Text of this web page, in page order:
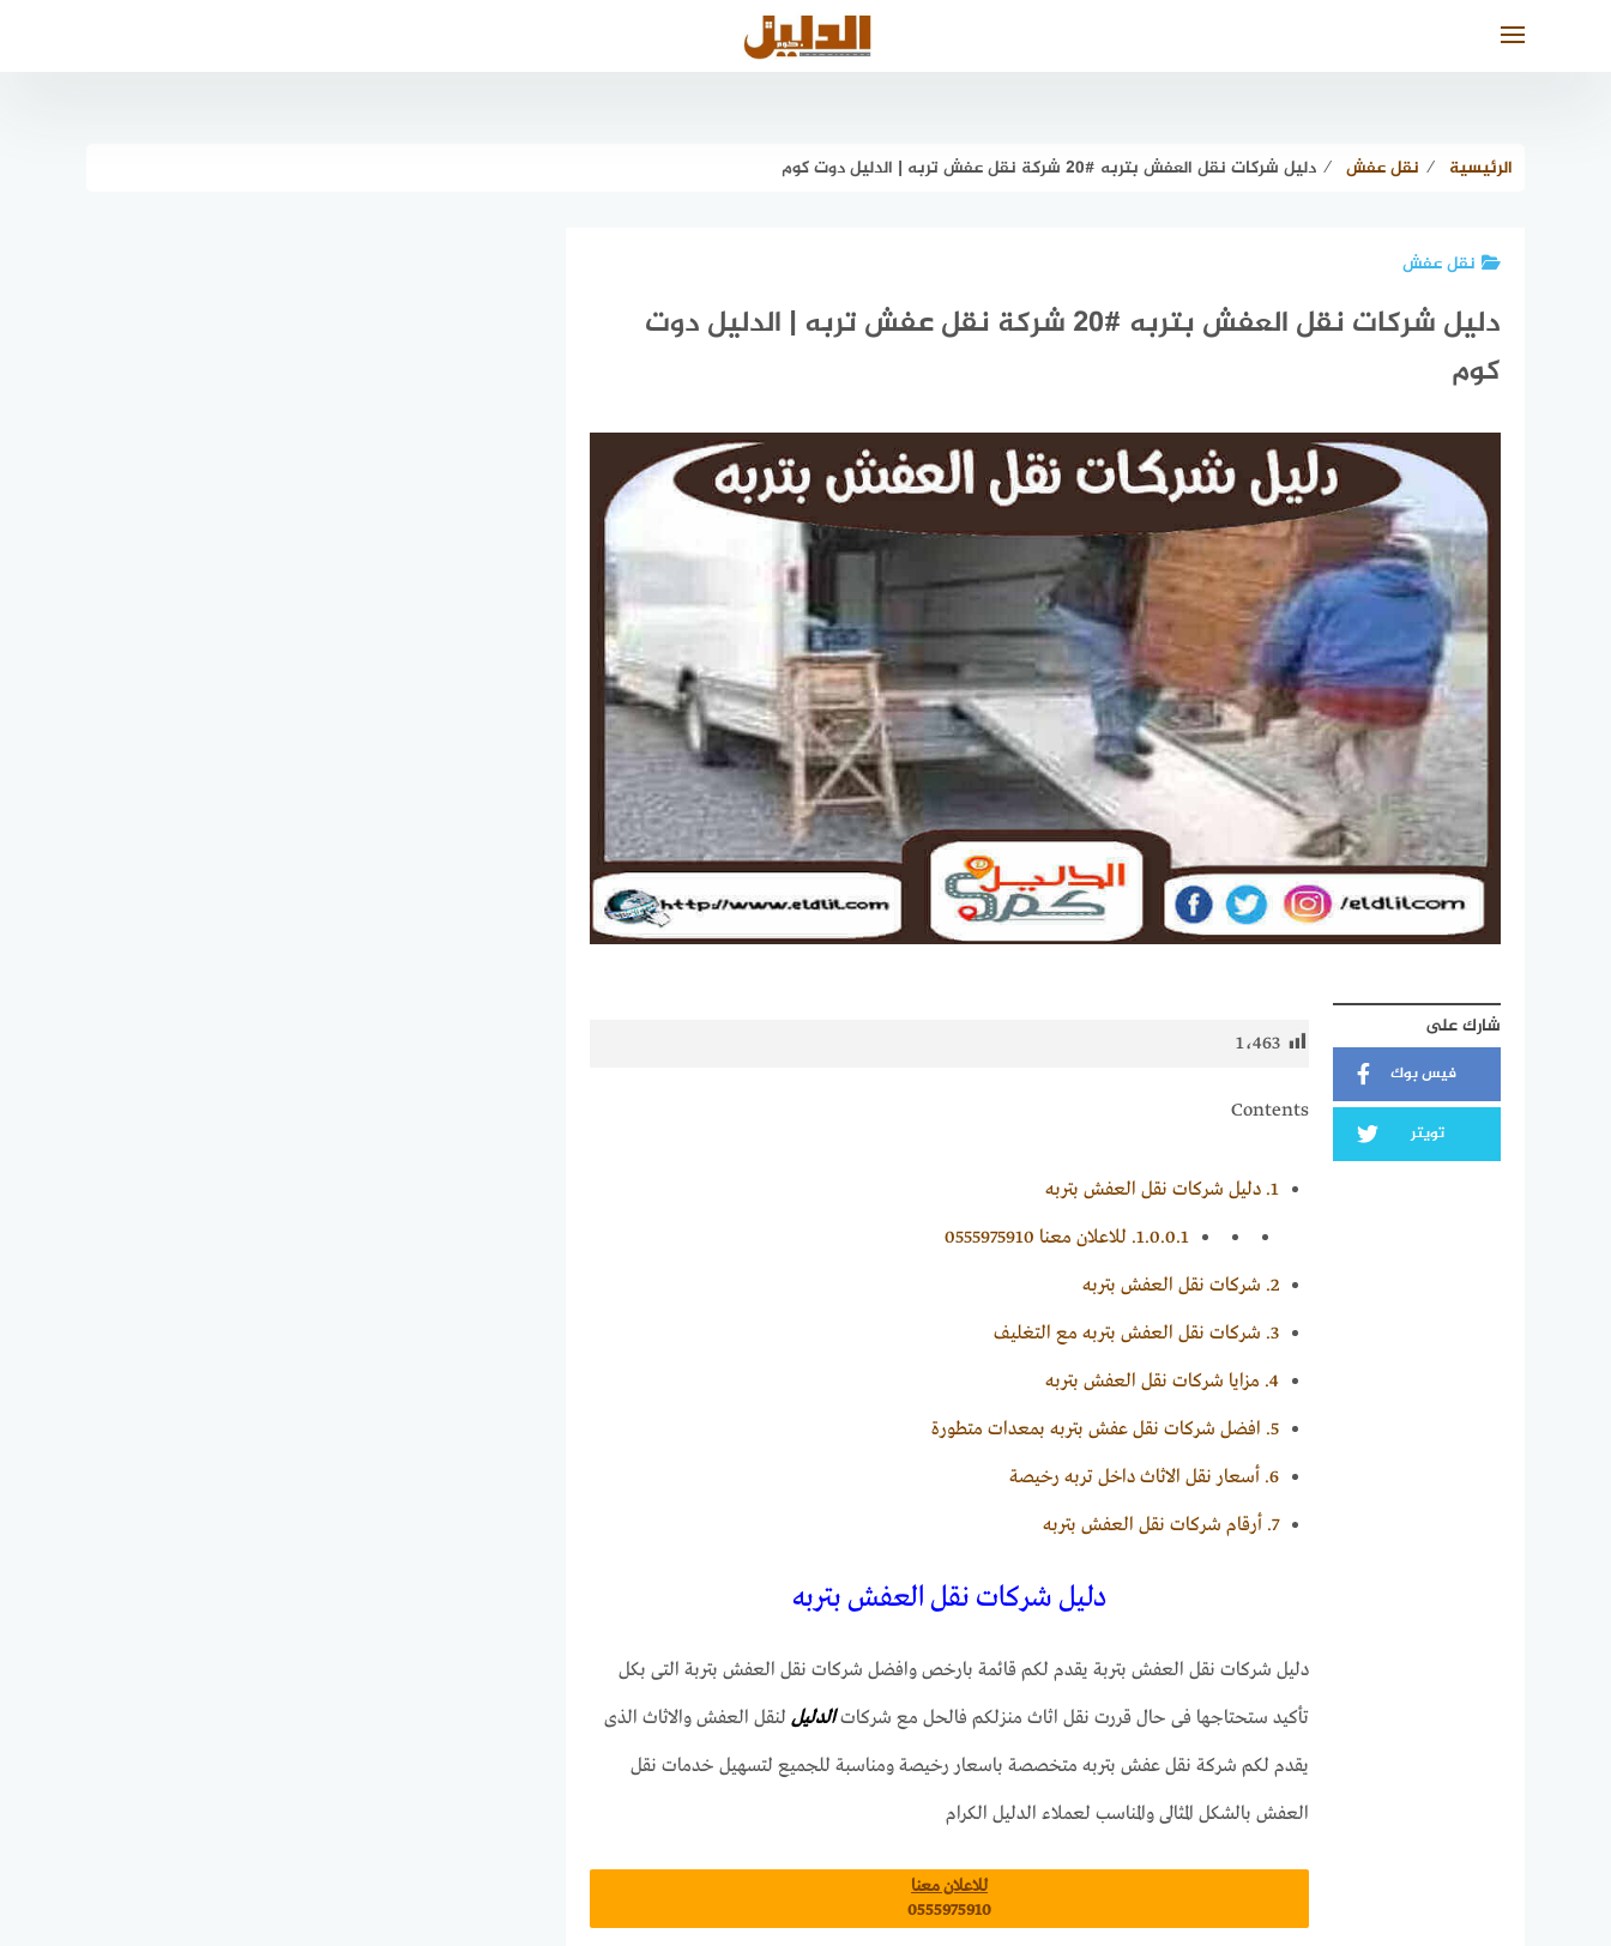
الرئيسية ⁄ نقل عفش ⁄ دليل شركات نقل العفش بتربه #20 شركة نقل عفش تربه | الدليل دوت كوم
نقل عفش
دليل شركات نقل العفش بتربه #20 شركة نقل عفش تربه | الدليل دوت
كوم
شارك على
فيس بوك
تويتر
1٬463
Contents
1. دليل شركات نقل العفش بتربه
1.0.0.1. للاعلان معنا 0555975910
2. شركات نقل العفش بتربه
3. شركات نقل العفش بتربه مع التغليف
4. مزايا شركات نقل العفش بتربه
5. افضل شركات نقل عفش بتربه بمعدات متطورة
6. أسعار نقل الاثاث داخل تربه رخيصة
7. أرقام شركات نقل العفش بتربه
دليل شركات نقل العفش بتربه
دليل شركات نقل العفش بتربة يقدم لكم قائمة بارخص وافضل شركات نقل العفش بتربة التى بكل
تأكيد ستحتاجها فى حال قررت نقل اثاث منزلكم فالحل مع شركاتالدليل لنقل العفش والاثاث الذى
يقدم لكم شركة نقل عفش بتربه متخصصة باسعار رخيصة ومناسبة للجميع لتسهيل خدمات نقل
العفش بالشكل المثالى والمناسب لعملاء الدليل الكرام
للاعلان معنا
0555975910